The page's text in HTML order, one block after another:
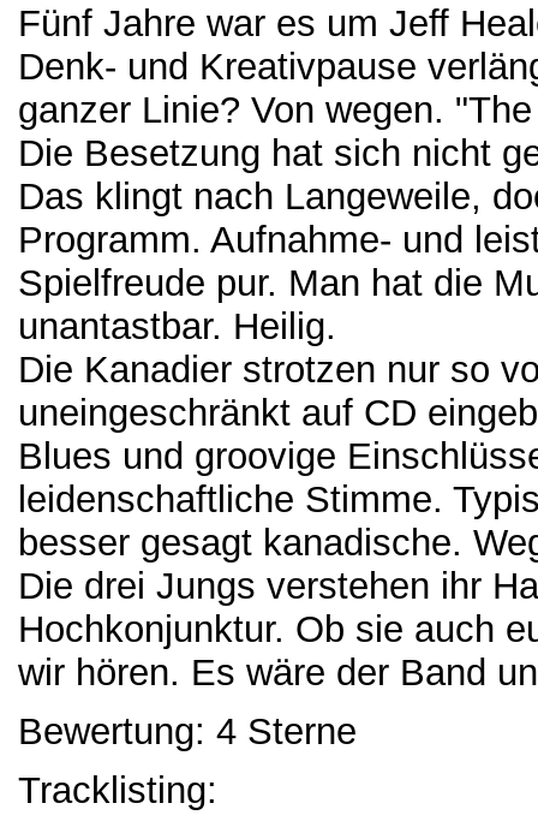
Fünf Jahre war es um Jeff
Denk- und Kreativpause
ganzer Linie? Von wegen.
Die Besetzung hat sich nicht
Das klingt nach Langeweile,
Programm. Aufnahme- und
Spielfreude pur. Man hat die
unantastbar. Heilig.
Die Kanadier strotzen nur so
uneingeschränkt auf CD
Blues und groovige
leidenschaftliche Stimme.
besser gesagt kanadische.
Die drei Jungs verstehen ihr
Hochkonjunktur. Ob sie auch
wir hören. Es wäre der Band
Bewertung: 4 Sterne
Tracklisting: